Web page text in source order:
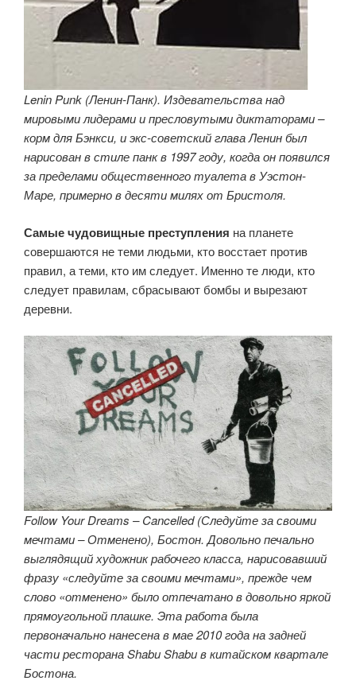
Lenin Punk (Ленин-Панк). Издевательства над
мировыми лидерами и пресловутыми диктаторами –
корм для Бэнкси, и экс-советский глава Ленин был
нарисован в стиле панк в 1997 году, когда он появился
за пределами общественного туалета в Уэстон-
Маре, примерно в десяти милях от Бристоля.
Самые чудовищные преступления на планете
совершаются не теми людьми, кто восстает против
правил, а теми, кто им следует. Именно те люди, кто
следует правилам, сбрасывают бомбы и вырезают
деревни.
Follow Your Dreams – Cancelled (Следуйте за своими
мечтами – Отменено), Бостон. Довольно печально
выглядящий художник рабочего класса, нарисовавший
фразу «следуйте за своими мечтами», прежде чем
слово «отменено» было отпечатано в довольно яркой
прямоугольной плашке. Эта работа была
первоначально нанесена в мае 2010 года на задней
части ресторана Shabu Shabu в китайском квартале
Бостона.